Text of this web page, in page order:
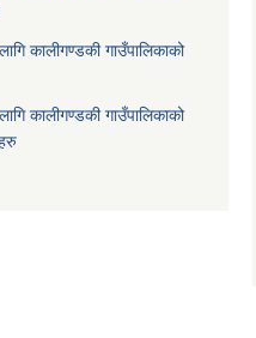
कालीगण्डकी गाउँपालिकाको
कालीगण्डकी गाउँपालिकाको